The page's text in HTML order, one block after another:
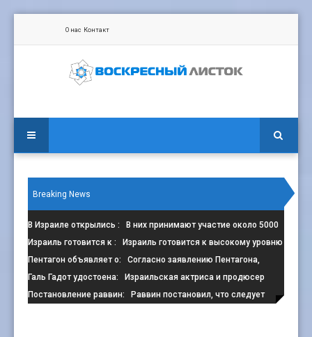
О нас Контакт
Breaking News
В Израиле открылись : В них принимают участие около 5000
сп
Израиль готовится к : Израиль готовится к высокому уровню
зПентагон объявляет о: Согласно заявлению Пентагона,
контрак
Галь Гадот удостоена: Израильская актриса и продюсер
Галь Г
Постановление раввин: Раввин постановил, что следует